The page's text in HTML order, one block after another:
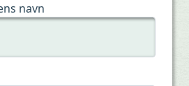
navn